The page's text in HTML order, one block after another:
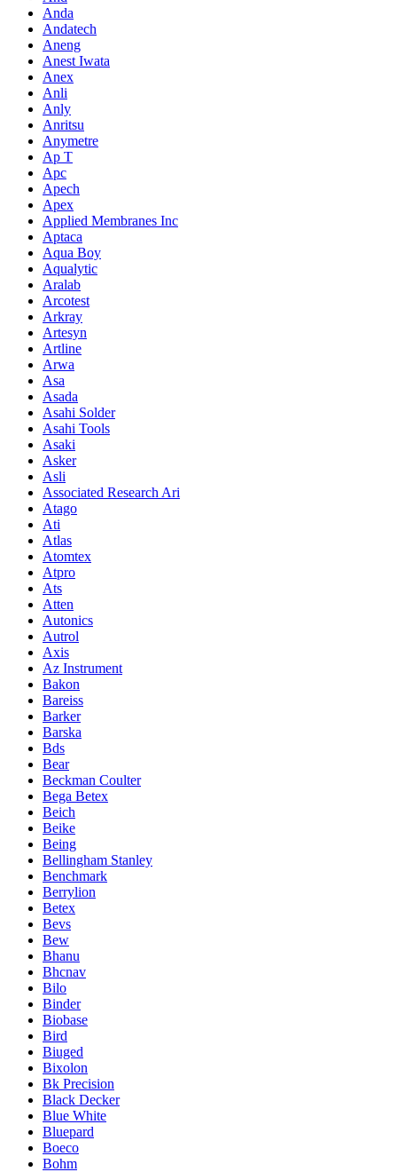
Anda
Andatech
Aneng
Anest Iwata
Anex
Anli
Anly
Anritsu
Anymetre
Ap T
Apc
Apech
Apex
Applied Membranes Inc
Aptaca
Aqua Boy
Aqualytic
Aralab
Arcotest
Arkray
Artesyn
Artline
Arwa
Asa
Asada
Asahi Solder
Asahi Tools
Asaki
Asker
Asli
Associated Research Ari
Atago
Ati
Atlas
Atomtex
Atpro
Ats
Atten
Autonics
Autrol
Axis
Az Instrument
Bakon
Bareiss
Barker
Barska
Bds
Bear
Beckman Coulter
Bega Betex
Beich
Beike
Being
Bellingham Stanley
Benchmark
Berrylion
Betex
Bevs
Bew
Bhanu
Bhcnav
Bilo
Binder
Biobase
Bird
Biuged
Bixolon
Bk Precision
Black Decker
Blue White
Bluepard
Boeco
Bohm